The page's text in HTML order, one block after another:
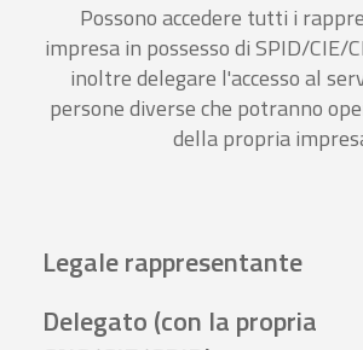
Possono accedere tutti i
impresa in possesso di SPID/CIE/
inoltre delegare l'accesso al
persone diverse che potranno
della propria
Legale rappresentante
Delegato (con la propria